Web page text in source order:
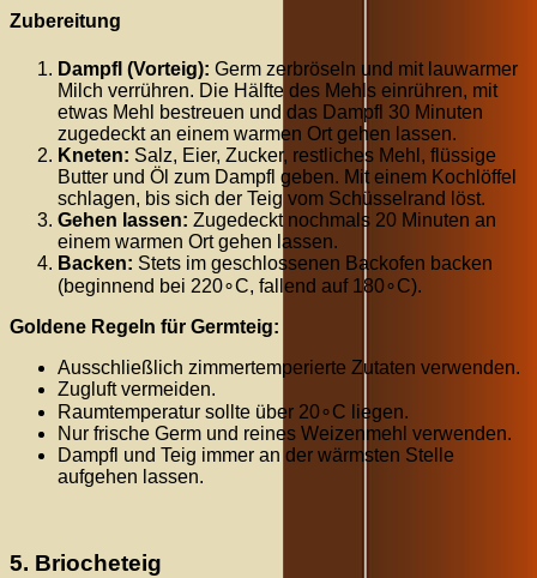
Zubereitung
Dampfl (Vorteig): Germ zerbröseln und mit lauwarmer
Milch verrühren. Die Hälfte des Mehls einrühren, mit
etwas Mehl bestreuen und das Dampfl 30 Minuten
zugedeckt an einem warmen Ort gehen lassen.
Kneten: Salz, Eier, Zucker, restliches Mehl, flüssige
Butter und Öl zum Dampfl geben. Mit einem Kochlöffel
schlagen, bis sich der Teig vom Schüsselrand löst.
Gehen lassen: Zugedeckt nochmals 20 Minuten an
einem warmen Ort gehen lassen.
Backen: Stets im geschlossenen Backofen backen
(beginnend bei 220∘C, fallend auf 180∘C).
Goldene Regeln für Germteig:
Ausschließlich zimmertemperierte Zutaten verwenden.
Zugluft vermeiden.
Raumtemperatur sollte über 20∘C liegen.
Nur frische Germ und reines Weizenmehl verwenden.
Dampfl und Teig immer an der wärmsten Stelle
aufgehen lassen.
5. Briocheteig